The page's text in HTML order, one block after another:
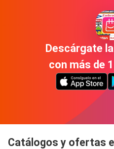
Descárgate
con más de
Catálogos y ofertas